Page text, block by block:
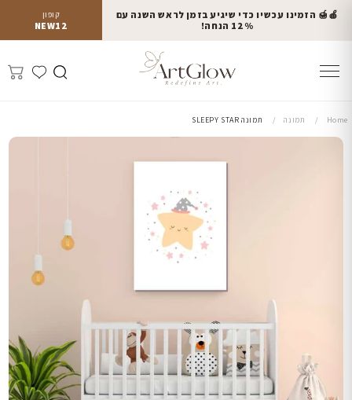
קופון
NEW12
🍎🍯 הזמינו עכשיו כדי שיגיע בזמן לראש השנה עם
12% הנחה!
Home תמונה תמונה SLEEPY STAR